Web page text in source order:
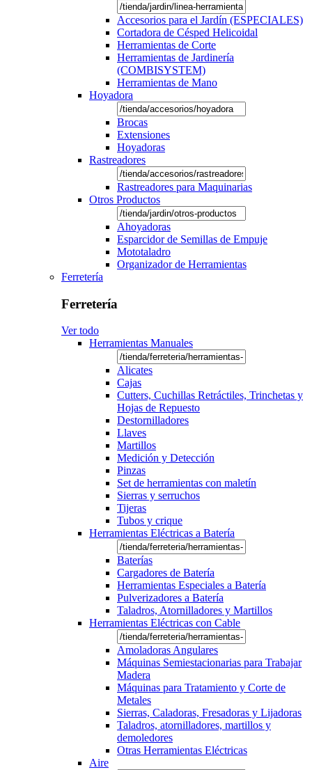
Accesorios para el Jardín (ESPECIALES)
Cortadora de Césped Helicoidal
Herramientas de Corte
Herramientas de Jardinería
(COMBISYSTEM)
Herramientas de Mano
Hoyadora
Brocas
Extensiones
Hoyadoras
Rastreadores
Rastreadores para Maquinarias
Otros Productos
Ahoyadoras
Esparcidor de Semillas de Empuje
Mototaladro
Organizador de Herramientas
Ferretería
Ferretería
Ver todo
Herramientas Manuales
Alicates
Cajas
Cutters, Cuchillas Retráctiles, Trinchetas y
Hojas de Repuesto
Destornilladores
Llaves
Martillos
Medición y Detección
Pinzas
Set de herramientas con maletín
Sierras y serruchos
Tijeras
Tubos y crique
Herramientas Eléctricas a Batería
Baterías
Cargadores de Batería
Herramientas Especiales a Batería
Pulverizadores a Batería
Taladros, Atornilladores y Martillos
Herramientas Eléctricas con Cable
Amoladoras Angulares
Máquinas Semiestacionarias para Trabajar
Madera
Máquinas para Tratamiento y Corte de
Metales
Sierras, Caladoras, Fresadoras y Lijadoras
Taladros, atornilladores, martillos y
demoledores
Otras Herramientas Eléctricas
Aire